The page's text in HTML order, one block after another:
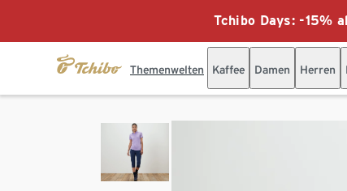
Tchibo Days: -15%
Themenwelten Kaffee Damen Herren